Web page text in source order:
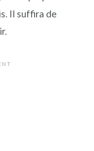
Il suffira de